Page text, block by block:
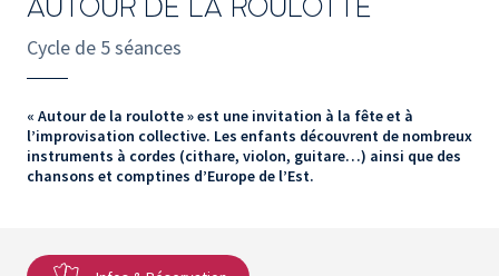
AUTOUR DE LA ROULOTTE
Cycle de 5 séances
« Autour de la roulotte » est une invitation à la fête et à
l’improvisation collective. Les enfants découvrent de nombreux
instruments à cordes (cithare, violon, guitare…) ainsi que des
chansons et comptines d’Europe de l’Est.